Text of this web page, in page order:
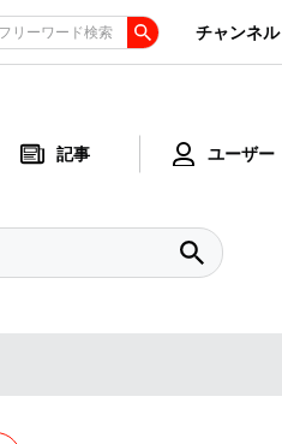
フリーワード検索 チャンネル
記事 ユーザー